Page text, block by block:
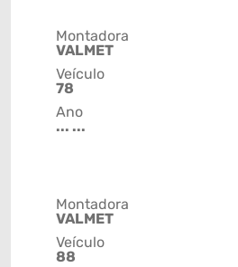
Montadora
VALMET
Veículo
78
Ano
... ...
Montadora
VALMET
Veículo
88